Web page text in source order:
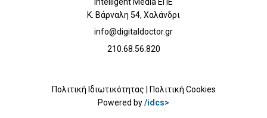
Κ. Βάρναλη 54, Χαλάνδρι
info@digitaldoctor.gr
210.68.56.820
Πολιτική Ιδιωτικότητας | Πολιτική Cookies
Powered by/idcs>